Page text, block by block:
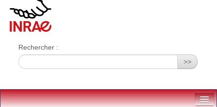
Rechercher :
>>